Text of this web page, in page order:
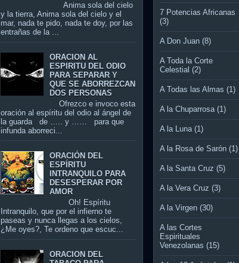
Anima sola del cielo
y la tierra, Anima sola del cielo y el
mar, nada te pido, nada te doy, por las
entrañas de la ...
ORACION AL
ESPIRITU DEL ODIO
PARA SEPARAR Y
QUE SE ABORREZCAN
DOS PERSONAS
Ofrezco e invoco esta
oración al espíritu del odio al ángel de
la guarda de ….. y …… para que
infunda aborreci...
ORACIÓN DEL
ESPÍRITU
INTRANQUILO PARA
DESESPERAR POR
AMOR
Oh! Espíritu
Intranquilo, que por el infierno te
paseas y nunca llegas a los cielos,
¿Me oyes?, Te ordeno que escuc...
ORACION DEL
7 Potencias Africanas
(3)
A Don Juan (8)
A Toda la Corte
Celestial (2)
A Todas las Almas (1)
A la Chuparrosa (1)
A la Luna (1)
A la Rosa de Sarón (1)
A la Santa Cruz (5)
A la Vera Cruz (3)
A la Virgen (30)
A las Cortes
Espirituales
Venezolanas (15)